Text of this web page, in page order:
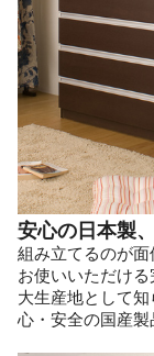
安心の日本製
組み立てるのが
お使いいただけ
大生産地として
心・安全の国産製